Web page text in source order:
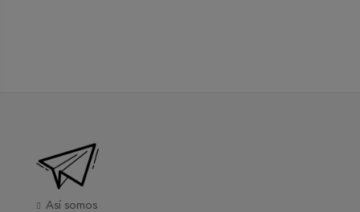
Así somos